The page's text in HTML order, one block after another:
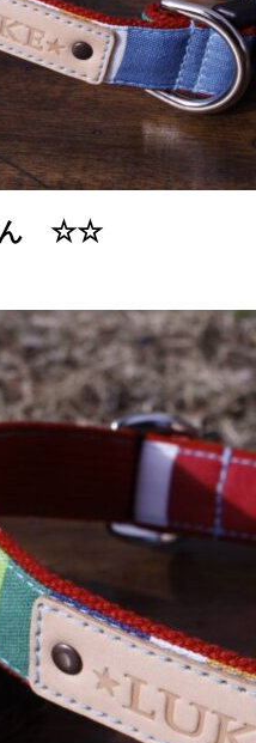
ん ☆☆